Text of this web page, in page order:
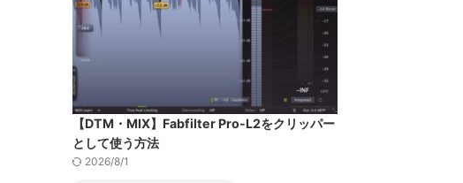
【DTM・MIX】Fabfilter Pro-L2をクリッパー
として使う方法
2026/8/1